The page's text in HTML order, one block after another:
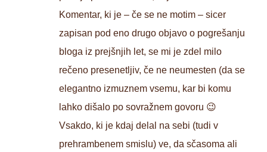
Komentar, ki je – če se ne motim – sicer
zapisan pod eno drugo objavo o pogrešanju
bloga iz prejšnjih let, se mi je zdel milo
rečeno presenetljiv, če ne neumesten (da se
elegantno izmuznem vsemu, kar bi komu
lahko dišalo po sovražnem govoru 😉
Vsakdo, ki je kdaj delal na sebi (tudi v
prehrambenem smislu) ve, da sčasoma ali